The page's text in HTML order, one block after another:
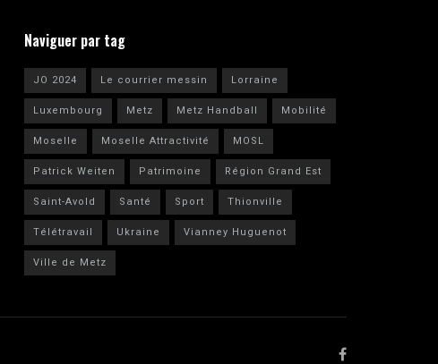
Naviguer par tag
JO 2024 Le courrier messin
Lorraine
Luxembourg
Metz Metz Handball
Mobilité
Moselle
Moselle Attractivité
MOSL
Patrick Weiten
Patrimoine
Région Grand Est
Saint-Avold
Santé Sport
Thionville
Télétravail
Ukraine
Vianney Huguenot
Ville de Metz